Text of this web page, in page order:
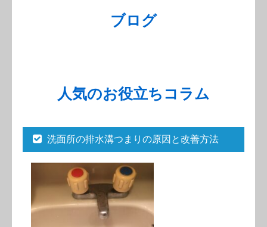
ブログ
人気のお役立ちコラム
洗面所の排水溝つまりの原因と改善方法